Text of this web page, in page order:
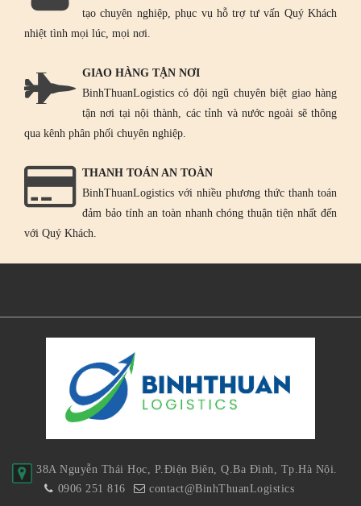
tạo chuyên nghiệp, phục vụ hỗ trợ tư vấn Quý Khách
nhiệt tình mọi lúc, mọi nơi.
GIAO HÀNG TẬN NƠI
BinhThuanLogistics có đội ngũ chuyên biệt giao hàng
tận nơi tại nội thành, các tỉnh và nước ngoài sẽ thông
qua kênh phân phối chuyên nghiệp.
THANH TOÁN AN TOÀN
BinhThuanLogistics với nhiều phương thức thanh toán
đảm bảo tính an toàn nhanh chóng thuận tiện nhất đến
với Quý Khách.
38A Nguyễn Thái Học, P.Điện Biên, Q.Ba Đình, Tp.Hà Nội.
0906 251 816
contact@BinhThuanLogistics